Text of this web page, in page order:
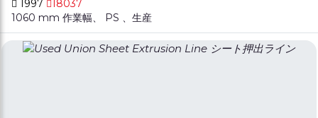
1997
18037
1060 mm 作業幅、 PS 、生産